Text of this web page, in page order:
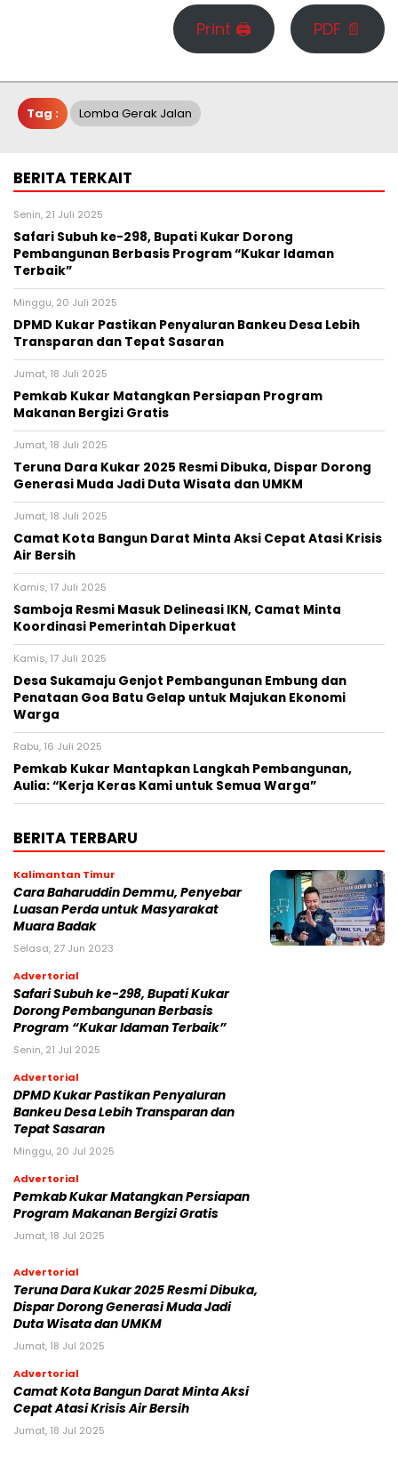
Print 🖨 PDF 📄
Tag : Lomba Gerak Jalan
BERITA TERKAIT
Senin, 21 Juli 2025
Safari Subuh ke-298, Bupati Kukar Dorong
Pembangunan Berbasis Program “Kukar Idaman
Terbaik”
Minggu, 20 Juli 2025
DPMD Kukar Pastikan Penyaluran Bankeu Desa Lebih
Transparan dan Tepat Sasaran
Jumat, 18 Juli 2025
Pemkab Kukar Matangkan Persiapan Program
Makanan Bergizi Gratis
Jumat, 18 Juli 2025
Teruna Dara Kukar 2025 Resmi Dibuka, Dispar Dorong
Generasi Muda Jadi Duta Wisata dan UMKM
Jumat, 18 Juli 2025
Camat Kota Bangun Darat Minta Aksi Cepat Atasi Krisis
Air Bersih
Kamis, 17 Juli 2025
Samboja Resmi Masuk Delineasi IKN, Camat Minta
Koordinasi Pemerintah Diperkuat
Kamis, 17 Juli 2025
Desa Sukamaju Genjot Pembangunan Embung dan
Penataan Goa Batu Gelap untuk Majukan Ekonomi
Warga
Rabu, 16 Juli 2025
Pemkab Kukar Mantapkan Langkah Pembangunan,
Aulia: “Kerja Keras Kami untuk Semua Warga”
BERITA TERBARU
Kalimantan Timur
Cara Baharuddin Demmu, Penyebar
Luasan Perda untuk Masyarakat
Muara Badak
Selasa, 27 Jun 2023
Advertorial
Safari Subuh ke-298, Bupati Kukar
Dorong Pembangunan Berbasis
Program “Kukar Idaman Terbaik”
Senin, 21 Jul 2025
Advertorial
DPMD Kukar Pastikan Penyaluran
Bankeu Desa Lebih Transparan dan
Tepat Sasaran
Minggu, 20 Jul 2025
Advertorial
Pemkab Kukar Matangkan Persiapan
Program Makanan Bergizi Gratis
Jumat, 18 Jul 2025
Advertorial
Teruna Dara Kukar 2025 Resmi Dibuka,
Dispar Dorong Generasi Muda Jadi
Duta Wisata dan UMKM
Jumat, 18 Jul 2025
Advertorial
Camat Kota Bangun Darat Minta Aksi
Cepat Atasi Krisis Air Bersih
Jumat, 18 Jul 2025